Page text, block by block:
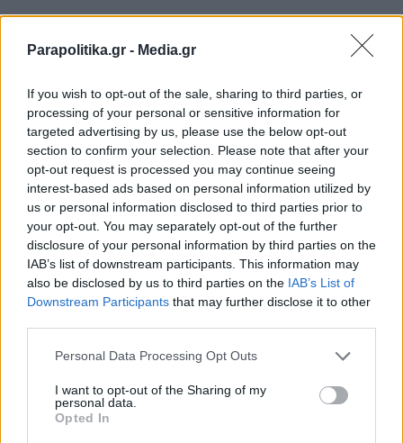
Parapolitika.gr - Media.gr
If you wish to opt-out of the sale, sharing to third parties, or
processing of your personal or sensitive information for
targeted advertising by us, please use the below opt-out
section to confirm your selection. Please note that after your
opt-out request is processed you may continue seeing
interest-based ads based on personal information utilized by
us or personal information disclosed to third parties prior to
your opt-out. You may separately opt-out of the further
disclosure of your personal information by third parties on the
IAB’s list of downstream participants. This information may
also be disclosed by us to third parties on the IAB’s List of
Downstream Participants that may further disclose it to other
Personal Data Processing Opt Outs
I want to opt-out of the Sharing of my
personal data.
Opted In
Εγγραφή στο newsletter
Αποδέχομαι τους *